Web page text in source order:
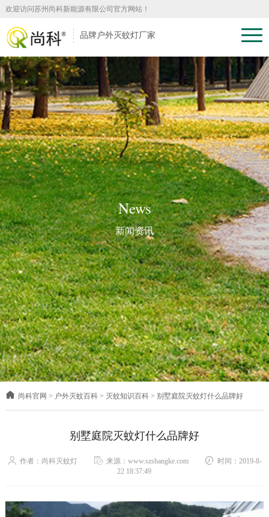
欢迎访问苏州尚科新能源有限公司官方网站！
品牌户外灭蚊灯厂家
News
新闻资讯
尚科官网 > 户外灭蚊百科 > 灭蚊知识百科 > 别墅庭院灭蚊灯什么品牌好
别墅庭院灭蚊灯什么品牌好
作者：尚科灭蚊灯 来源：www.szshangke.com
时间：2019-8-
22 18:37:49